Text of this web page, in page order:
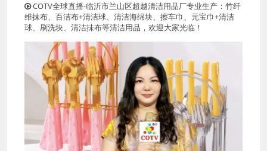
COTV全球直播-临沂市兰山区超越清洁用品厂专业生产：竹纤
维抹布、百洁布+清洁球、清洁海绵块、擦车巾、元宝巾+清洁
球、刷洗块、清洁抺布等清洁用品，欢迎大家光临！